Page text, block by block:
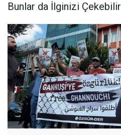
Bunlar da İlginizi Çekebilir